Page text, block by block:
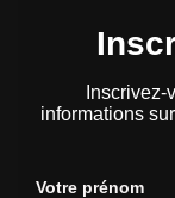
informations
Votre prénom